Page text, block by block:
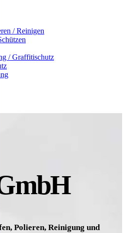
/ Reinigen
/ Graffitischutz
Polieren, Reinigung und